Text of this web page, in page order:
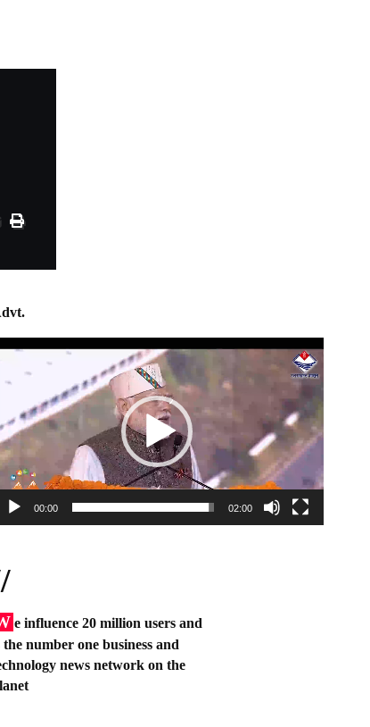
00:00 02:00
e influence 20 million users and
the number one business and
news network on the